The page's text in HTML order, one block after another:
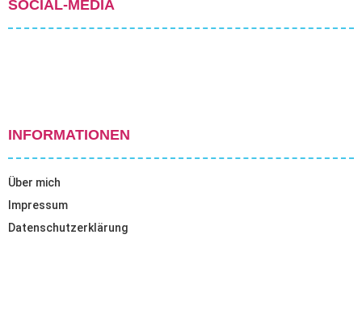
SOCIAL-MEDIA
INFORMATIONEN
Über mich
Impressum
Datenschutzerklärung